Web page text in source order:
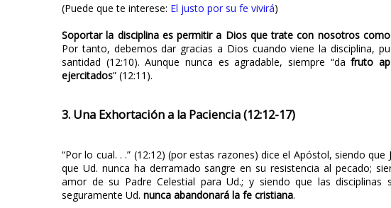
(Puede que te interese: El justo por su fe vivirá)
Soportar la disciplina es permitir a Dios que trate con nosotros
Por tanto, debemos dar gracias a Dios cuando viene la disciplina,
santidad (12:10). Aunque nunca es agradable, siempre “dafruto
ejercitados” (12:11).
3. Una Exhortación a la Paciencia (12:12-17)
“Por lo cual. . .” (12:12) (por estas razones) dice el Apóstol, siendo
que Ud. nunca ha derramado sangre en su resistencia al pecado;
amor de su Padre Celestial para Ud.; y siendo que las disciplinas
seguramente Ud. nunca abandonará la fe cristiana.